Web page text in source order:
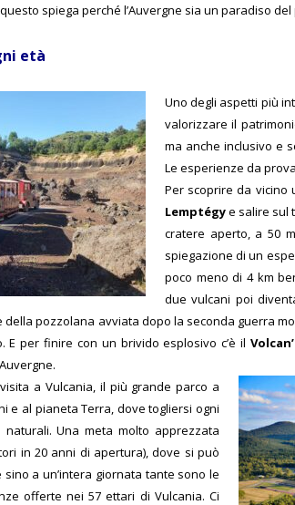
spiega perché l’Auvergne sia un paradiso
età
Uno degli aspetti più
valorizzare il
ma anche inclusivo e
Le esperienze da
Per scoprire da vicino
Lemptégye salire sul
cratere aperto, a 50
spiegazione di un
poco meno di 4 km
due vulcani poi
della pozzolana avviata dopo la seconda guerra
E per finire con un brivido esplosivo c’è il
a Vulcania, il più grande parco a
e al pianeta Terra, dove togliersi ogni
Una meta molto apprezzata
in 20 anni di apertura), dove si può
a un’intera giornata tante sono le
offerte nei 57 ettari di Vulcania. Ci